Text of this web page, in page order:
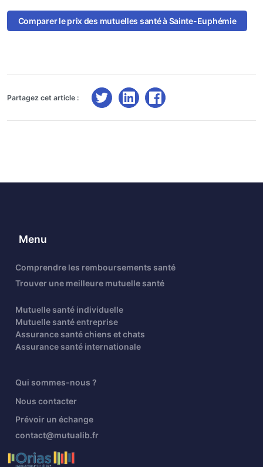
Comparer le prix des mutuelles santé à Sainte-Euphémie
Partagez cet article :
Menu
Comprendre les remboursements santé
Trouver une meilleure mutuelle santé
Mutuelle santé individuelle
Mutuelle santé entreprise
Assurance santé chiens et chats
Assurance santé internationale
Qui sommes-nous ?
Nous contacter
Prévoir un échange
contact@mutualib.fr